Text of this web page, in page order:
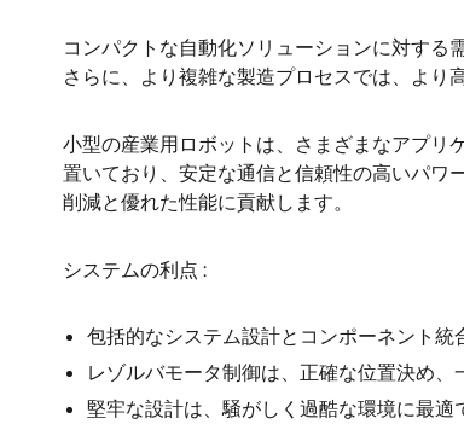
説
コンパクトな自動化ソリューションに対する
さらに、より複雑な製造プロセスでは、より
小型の産業用ロボットは、さまざまなアプリ
置いており、安定な通信と信頼性の高いパワ
削減と優れた性能に貢献します。
システムの利点 :
包括的なシステム設計とコンポーネント統
レゾルバモータ制御は、正確な位置決め
堅牢な設計は、騒がしく過酷な環境に最適